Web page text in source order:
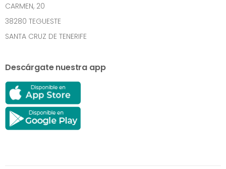
CARMEN, 20
38280 TEGUESTE
SANTA CRUZ DE TENERIFE
Descárgate nuestra app